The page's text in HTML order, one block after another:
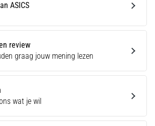
review
graag jouw mening lezen
wat je wil
ASICS